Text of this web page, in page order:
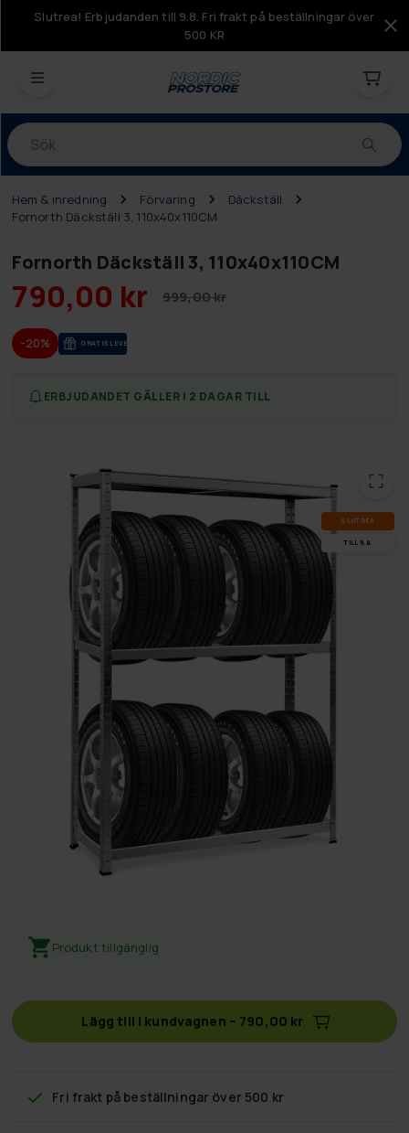
Slutrea! Erbjudanden till 9.8. Fri frakt på beställningar över
500 KR
Produkter
Hem & inredning Förvaring
Däckställ
Fornorth Däckställ 3, 110x40x110CM
Fornorth Däckställ 3, 110x40x110CM
790,00 kr 999,00 kr
-20% GRA­TIS LE­VE­RANS
ERBJUDANDET GÄLLER I 2 DAGAR TILL
SLUT­REA
TILL 9.8.
Produkt tillgänglig
Lägg till i kundvagnen – 790,00 kr
Fri frakt på beställningar över 500 kr